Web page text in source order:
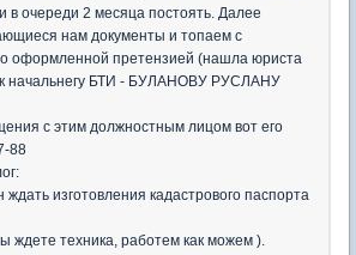
в очереди 2 месяца постоять. Далее
нам документы и топаем с
оформленной претензией (нашла юриста
к начальнегу БТИ - БУЛАНОВУ РУСЛАНУ
с этим должностным лицом вот его
88
изготовления кадастрового паспорта
ждете техника, работем как можем ).